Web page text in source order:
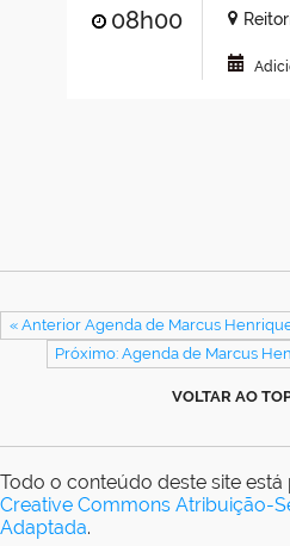
08h00
« Anterior Agenda de Marcus
Próximo: Agenda de Marcus
VOLTAR AO
Todo o conteúdo deste site
Creative Commons Atribuição-
Adaptada.